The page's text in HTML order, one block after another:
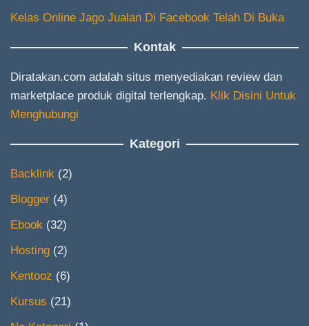
Kelas Online Jago Jualan Di Facebook Telah Di Buka
Kontak
Diratakan.com adalah situs menyediakan review dan
marketplace produk digital terlengkap. Klik Disini Untuk
Menghubungi
Kategori
Backlink (2)
Blogger (4)
Ebook (32)
Hosting (2)
Kentooz (6)
Kursus (21)